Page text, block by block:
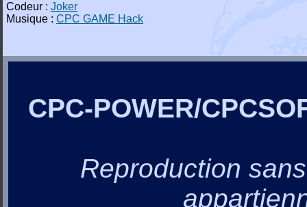
Codeur : Joker
Musique : CPC GAME Hack
CPC-POWER/
Reproduction